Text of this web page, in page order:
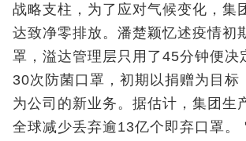
战略支柱，为了应对气候变化，集
达致净零排放。潘楚颖忆述疫情初
罩，溢达管理层只用了45分钟便决
30次防菌口罩，初期以捐赠为目标
为公司的新业务。据估计，集团生
全球减少丢弃逾13亿个即弃口罩。